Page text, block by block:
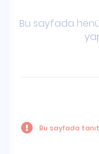
Bu sayfada
Bu sayfada